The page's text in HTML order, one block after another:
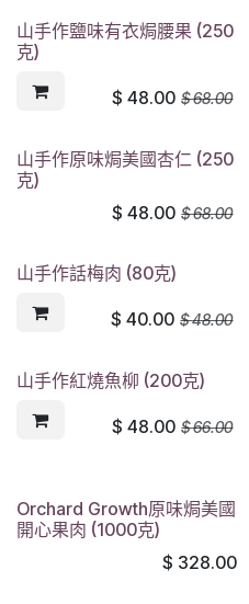
山手作鹽味有衣焗腰果 (250
克)
$48.00 $68.00
山手作原味焗美國杏仁 (250
克)
$48.00 $68.00
山手作話梅肉 (80克)
$40.00 $48.00
山手作紅燒魚柳 (200克)
$48.00 $66.00
Orchard Growth原味焗美國
開心果肉 (1000克)
$ 328.00